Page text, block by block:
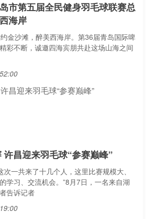
市第五届全民健身羽毛球联赛总
海岸
金沙滩，醉美西海岸。第36届青岛国际啤
彩不断，诚邀四海宾朋共赴这场山海之间
许昌迎来羽毛球“参赛巅峰”
次一共来了十几个人，这里比赛规模大、
学习、交流机会。”8月7日，一名来自湖
告诉记者